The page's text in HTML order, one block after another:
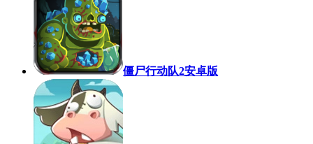
僵尸行动队2安卓版